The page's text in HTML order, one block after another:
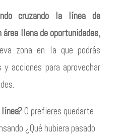
cruzando la línea de
área llena de oportunidades,
zona en la que podrás
y acciones para aprovechar
O prefieres quedarte
¿Qué hubiera pasado